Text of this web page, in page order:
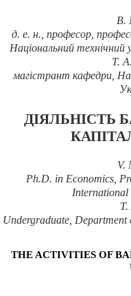
В.
д. е. н., професор,
Національний
Т.
магістрант кафедри,
ДІЯЛЬНІСТЬ Б
V.
Ph.D. in Economics,
T.
Undergraduate,
THE ACTIVITIES OF